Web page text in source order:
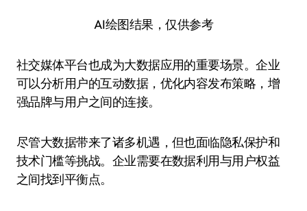
AI绘图结果，仅供参考
社交媒体平台也成为大数据应用的重要场景。企业
可以分析用户的互动数据，优化内容发布策略，增
强品牌与用户之间的连接。
尽管大数据带来了诸多机遇，但也面临隐私保护和
技术门槛等挑战。企业需要在数据利用与用户权益
之间找到平衡点。